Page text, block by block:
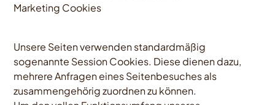
Marketing Cookies
Unsere Seiten verwenden standardmäßig
sogenannte Session Cookies. Diese dienen dazu,
mehrere Anfragen eines Seitenbesuches als
zusammengehörig zuordnen zu können.